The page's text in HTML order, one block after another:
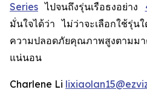
Series ไปจนถึงรุ่นเรือธงอย่าง
มั่นใจได้ว่า ไม่ว่าจะเลือกใช้รุ่
ความปลอดภัยคุณภาพสูงตา
แน่นอน
Charlene Li